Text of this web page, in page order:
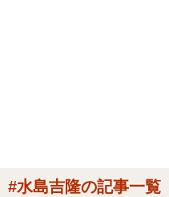
#水島吉隆の記事一覧